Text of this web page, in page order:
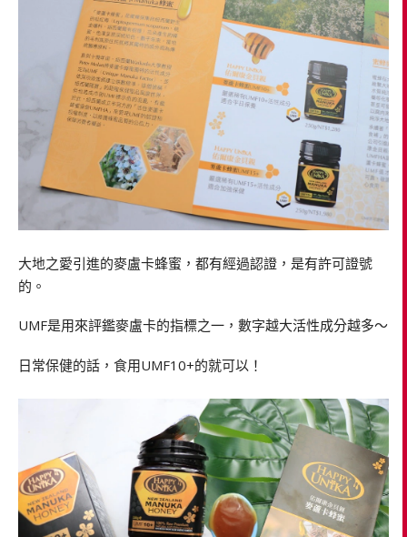
大地之愛引進的麥盧卡蜂蜜，都有經過認證，是有許可證號
的。
UMF是用來評鑑麥盧卡的指標之一，數字越大活性成分越多～
日常保健的話，食用UMF10+的就可以！